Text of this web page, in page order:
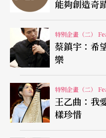
自從葉娟礽學古箏起，
露無遺，不僅每個禮拜
七公斤的樂器，跟著葉
賽；這幾年國際邀演頻
堡、法蘭克福等地，葉
娟礽要辦獨奏會，爸爸
發傳單。看著老爸樂此
能夠創造奇
特別企畫（二）
蔡鎮宇：希
樂
特別企畫（二）
王乙曲：我
樣珍惜